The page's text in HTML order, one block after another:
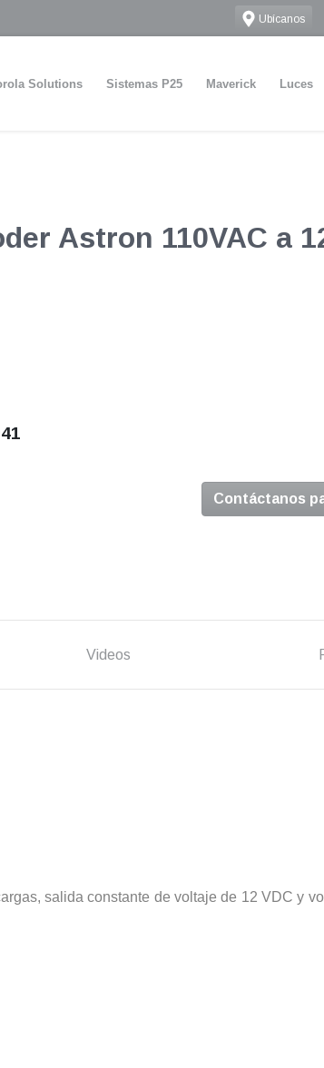
Ubícanos
Solutions Sistemas P25 Maverick Luces
Astron 110VAC a
Contáctanos
Videos
salida constante de voltaje de 12 VDC y